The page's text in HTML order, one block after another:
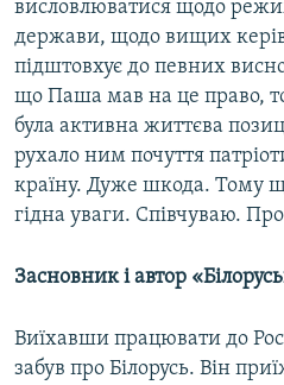
висловлюватися щодо
держави, щодо вищих
підштовхує до певних
що Паша мав на це право,
була активна життєва
рухало ним почуття
країну. Дуже шкода. Тому
гідна уваги. Співчуваю.
Засновник і автор
Виїхавши працювати до
забув про Білорусь. Він